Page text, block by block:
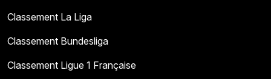
Classement La Liga
Classement Bundesliga
Classement Ligue 1 Française